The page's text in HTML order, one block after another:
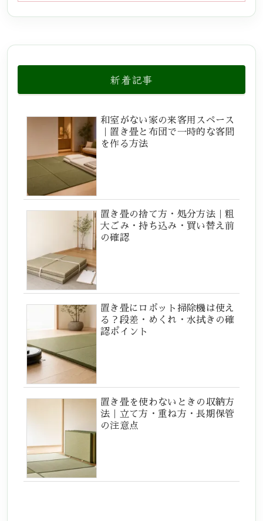
新着記事
和室がない家の来客用スペース
｜置き畳と布団で一時的な客間
を作る方法
置き畳の捨て方・処分方法｜粗
大ごみ・持ち込み・買い替え前
の確認
置き畳にロボット掃除機は使え
る？段差・めくれ・水拭きの確
認ポイント
置き畳を使わないときの収納方
法｜立て方・重ね方・長期保管
の注意点